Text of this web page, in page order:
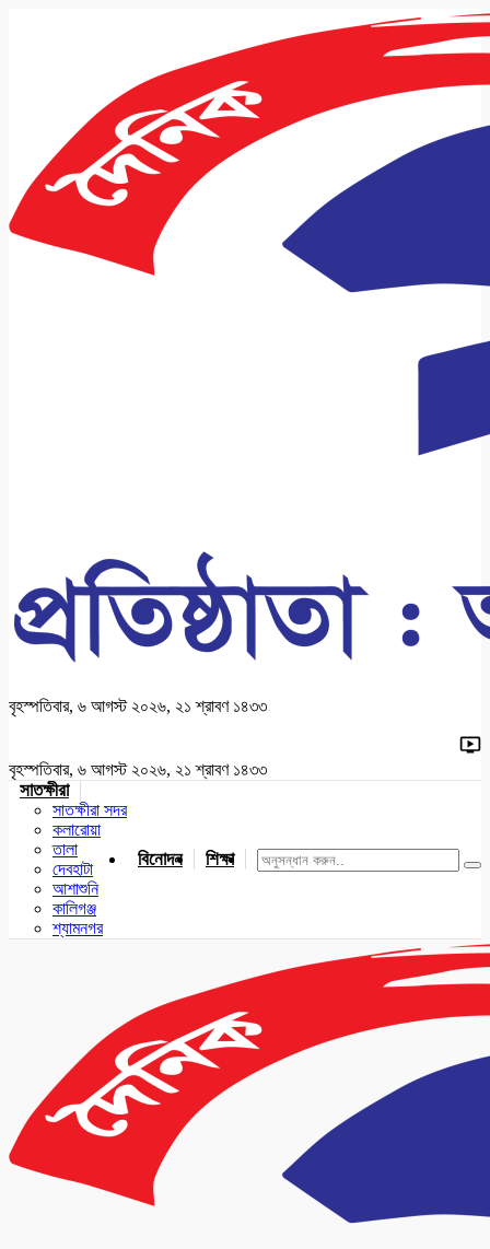
বৃহস্পতিবার, ৬ আগস্ট ২০২৬, ২১ শ্রাবণ ১৪৩৩
বৃহস্পতিবার, ৬ আগস্ট ২০২৬, ২১ শ্রাবণ ১৪৩৩
সাতক্ষীরা
সাতক্ষীরা সদর
কলারোয়া
তালা
দেবহাটা
আশাশুনি
কালিগঞ্জ
শ্যামনগর
বিনোদন শিক্ষা খেলাধুলা জাতীয় যশোর